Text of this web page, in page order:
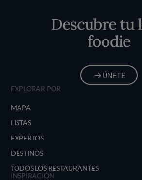
Descubre tu
foodie
ÚNETE
EXPLORAR POR
MAPA
LISTAS
EXPERTOS
DESTINOS
TODOS LOS RESTAURANTES
INSPIRACIÓN